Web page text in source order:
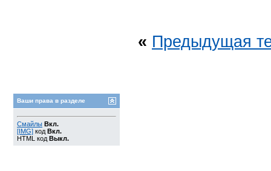
« Предыдущая
Ваши права в разделе
Смайлы Вкл.
[IMG] код Вкл.
HTML код Выкл.